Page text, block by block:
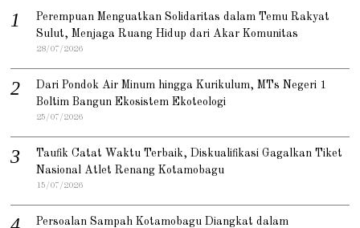
Perempuan Menguatkan Solidaritas dalam Temu Rakyat
Sulut, Menjaga Ruang Hidup dari Akar Komunitas
28/07/2026
Dari Pondok Air Minum hingga Kurikulum, MTs Negeri 1
Boltim Bangun Ekosistem Ekoteologi
25/07/2026
Taufik Catat Waktu Terbaik, Diskualifikasi Gagalkan Tiket
Nasional Atlet Renang Kotamobagu
15/07/2026
Persoalan Sampah Kotamobagu Diangkat dalam